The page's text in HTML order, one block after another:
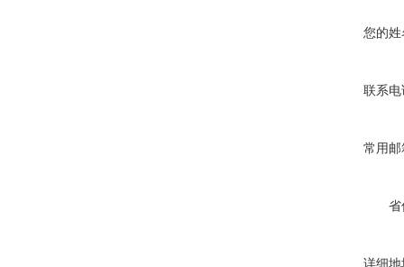
您的
联系
常用
省
详细